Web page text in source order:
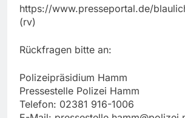
https://www.presseportal.de/
(rv)
Rückfragen bitte an:
Polizeipräsidium Hamm
Pressestelle Polizei Hamm
Telefon: 02381 916-1006